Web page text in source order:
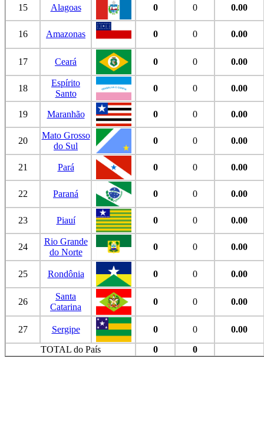
15 Alagoas 0 0 0.00
16 Amazonas 0 0 0.00
17 Ceará 0 0 0.00
18
Espírito
Santo
0 0 0.00
19 Maranhão 0 0 0.00
20
Mato Grosso
do Sul
0 0 0.00
21 Pará 0 0 0.00
22 Paraná 0 0 0.00
23 Piauí 0 0 0.00
24
Rio Grande
do Norte
0 0 0.00
25 Rondônia 0 0 0.00
26
Santa
Catarina
0 0 0.00
27 Sergipe 0 0
0.00
TOTAL do País
0 0